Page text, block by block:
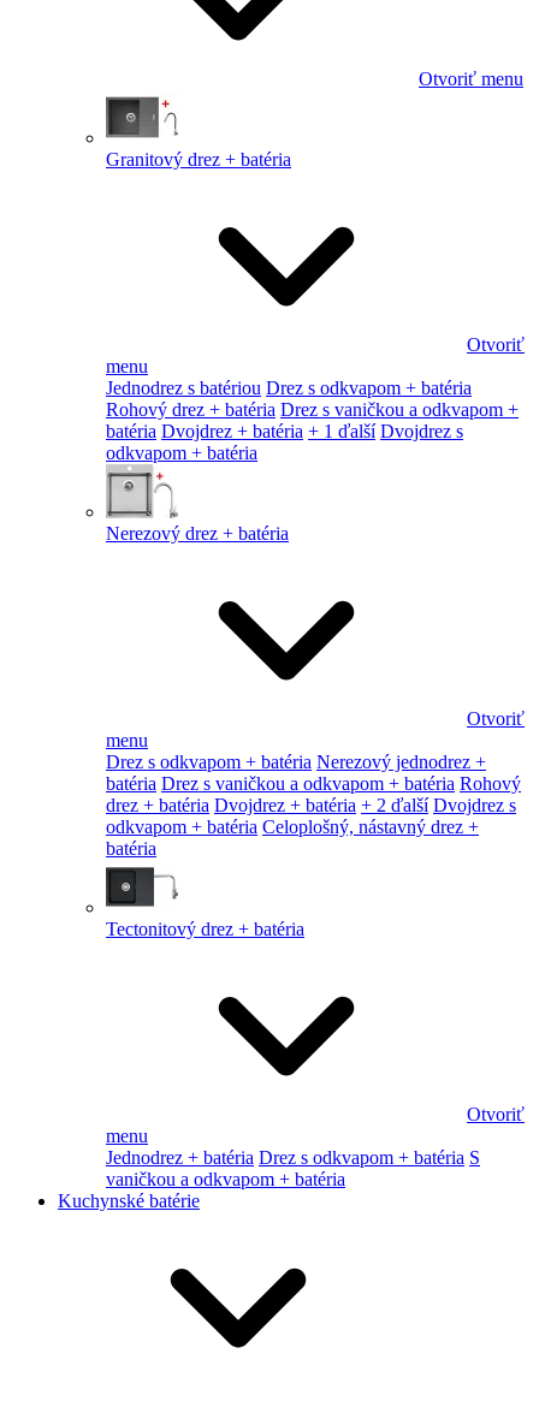
Otvoriť menu
Granitový drez + batéria
Otvoriť
menu
Jednodrez s batériou Drez s odkvapom + batéria
Rohový drez + batéria Drez s vaničkou a odkvapom +
batéria Dvojdrez + batéria + 1 ďalší Dvojdrez s
odkvapom + batéria
Nerezový drez + batéria
Otvoriť
menu
Drez s odkvapom + batéria Nerezový jednodrez +
batéria Drez s vaničkou a odkvapom + batéria Rohový
drez + batéria Dvojdrez + batéria + 2 ďalší Dvojdrez s
odkvapom + batéria Celoplošný, nástavný drez +
batéria
Tectonitový drez + batéria
Otvoriť
menu
Jednodrez + batéria Drez s odkvapom + batéria S
vaničkou a odkvapom + batéria
Kuchynské batérie